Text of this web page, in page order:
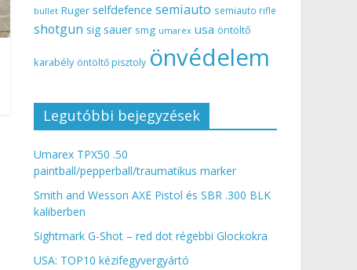
bullet Ruger selfdefence semiauto semiauto rifle
shotgun sig sauer smg umarex usa öntöltő
karabély öntöltő pisztoly önvédelem
Legutóbbi bejegyzések
Umarex TPX50 .50
paintball/pepperball/traumatikus marker
Smith and Wesson AXE Pistol és SBR .300 BLK
kaliberben
Sightmark G-Shot – red dot régebbi Glockokra
USA: TOP10 kézifegyvergyártó